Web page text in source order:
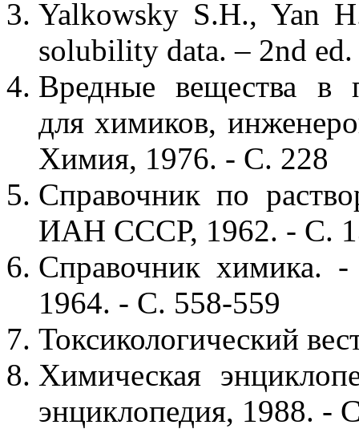
Yalkowsky S.H., Yan
solubility data. – 2nd
Вредные вещества в
для химиков,
Химия, 1976. - С. 228
Справочник по
ИАН СССР, 1962. - С.
Справочник
1964. - С. 558-559
Токсикологический
Химическая
энциклопедия, 1988. -